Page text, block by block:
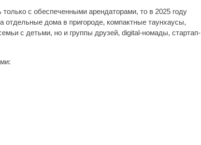
с обеспеченными арендаторами, то в 2025 году
отдельные дома в пригороде, компактные таунхаусы,
с детьми, но и группы друзей, digital-номады, стартап-